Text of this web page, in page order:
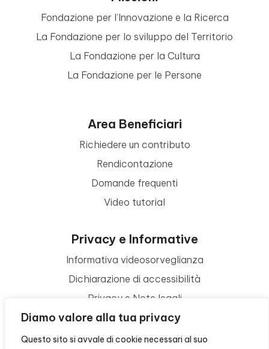
Diamo valore alla tua privacy
Questo sito si avvale di cookie necessari al suo
Fondazione per l’Innovazione e la Ricerca
La Fondazione per lo sviluppo del Territorio
La Fondazione per la Cultura
La Fondazione per le Persone
Area Beneficiari
Richiedere un contributo
Rendicontazione
Domande frequenti
Video tutorial
Privacy e Informative
Informativa videosorveglianza
Dichiarazione di accessibilità
Privacy e Note legali
Termini di utilizzo
Cookie policy